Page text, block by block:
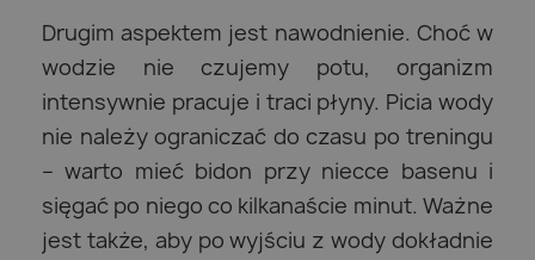
Drugim aspektem jest nawodnienie. Choć w
wodzie nie czujemy potu, organizm
intensywnie pracuje i traci płyny. Picia wody
nie należy ograniczać do czasu po treningu
– warto mieć bidon przy niecce basenu i
sięgać po niego co kilkanaście minut. Ważne
jest także, aby po wyjściu z wody dokładnie